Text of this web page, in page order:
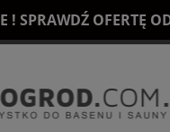
! SPRAWDŹ OFERTĘ